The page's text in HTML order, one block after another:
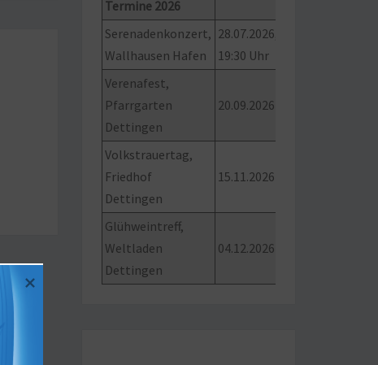
Termine 2026
Serenadenkonzert,
Wallhausen Hafen
28.07.2026,
19:30 Uhr
Verenafest,
Pfarrgarten
Dettingen
20.09.2026
Volkstrauertag,
Friedhof
Dettingen
15.11.2026
Glühweintreff,
Weltladen
Dettingen
04.12.2026